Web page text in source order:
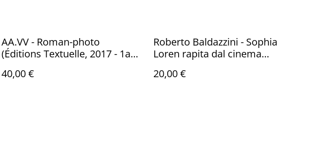
AA.VV - Roman-photo
(Éditions Textuelle, 2017 - 1a
40,00 €
Roberto Baldazzini - Sophia
Loren rapita dal cinema
20,00 €